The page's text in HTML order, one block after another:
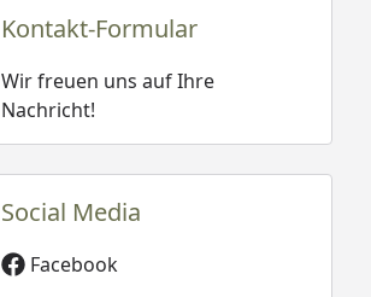
Kontakt-Formular
Wir freuen uns auf Ihre
Nachricht!
Social Media
Facebook